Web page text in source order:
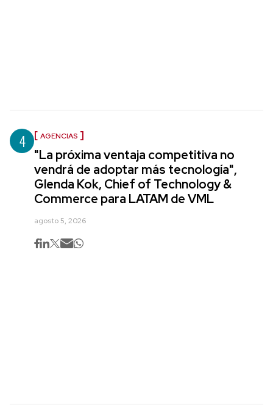
4 AGENCIAS
"La próxima ventaja competitiva no
vendrá de adoptar más tecnología",
Glenda Kok, Chief of Technology &
Commerce para LATAM de VML
agosto 5, 2026